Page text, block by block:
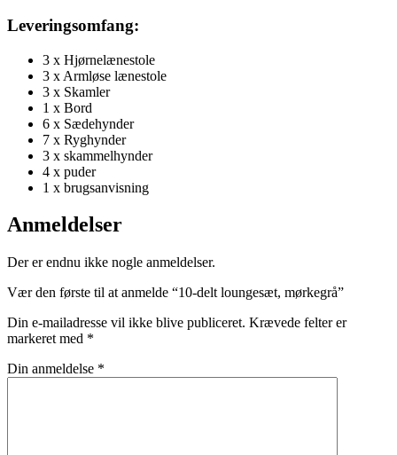
Leveringsomfang:
3 x Hjørnelænestole
3 x Armløse lænestole
3 x Skamler
1 x Bord
6 x Sædehynder
7 x Ryghynder
3 x skammelhynder
4 x puder
1 x brugsanvisning
Anmeldelser
Der er endnu ikke nogle anmeldelser.
Vær den første til at anmelde “10-delt loungesæt, mørkegrå”
Din e-mailadresse vil ikke blive publiceret. Krævede felter er
markeret med *
Din anmeldelse *